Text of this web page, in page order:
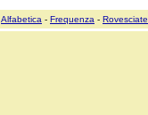
Alfabetica - Frequenza - Rovesciate